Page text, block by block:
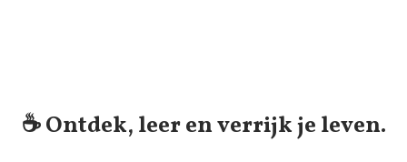
☕️ Ontdek, leer en verrijk je leven.